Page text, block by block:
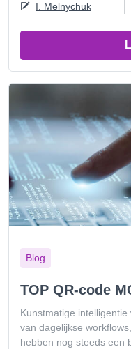
I. Melnychuk
Blog
TOP QR-code
Kunstmatige
van dagelijkse
hebben nog steeds een